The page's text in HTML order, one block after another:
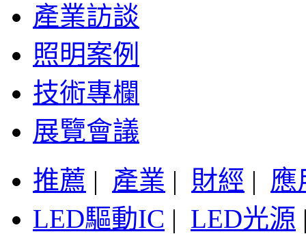
產業訪談
照明案例
技術專欄
展覽會議
推薦 | 產業 | 財經 | 應
LED驅動IC | LED光源